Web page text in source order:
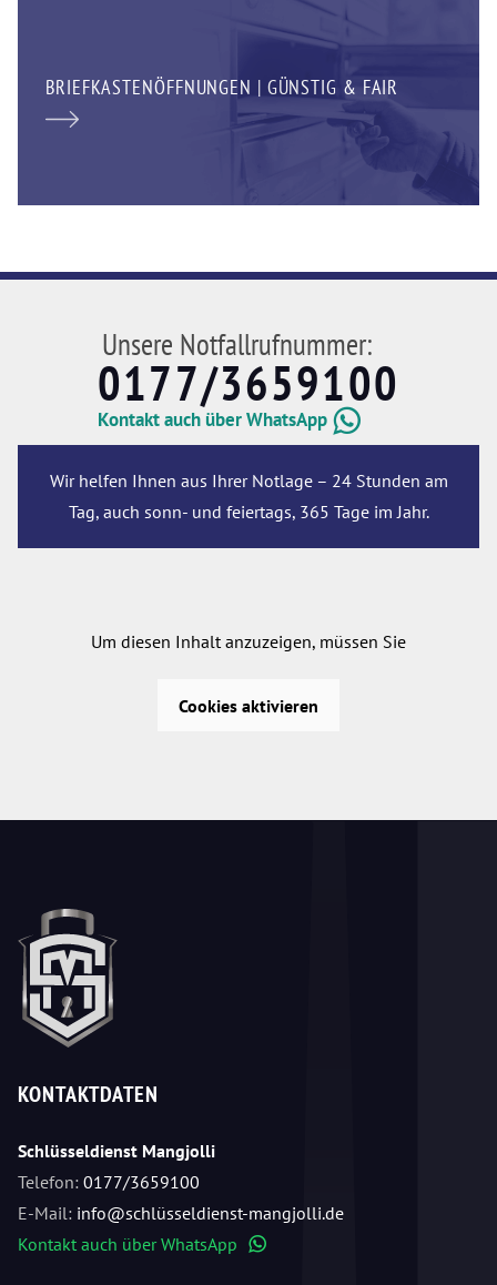
BRIEFKASTENÖFFNUNGEN | GÜNSTIG & FAIR
Unsere Notfallrufnummer:
0177/3659100
Kontakt auch über WhatsApp
Wir helfen Ihnen aus Ihrer Notlage – 24 Stunden am
Tag, auch sonn- und feiertags, 365 Tage im Jahr.
Um diesen Inhalt anzuzeigen, müssen Sie
Cookies aktivieren
KONTAKTDATEN
Schlüsseldienst Mangjolli
Telefon: 0177/3659100
E-Mail: info@schlüsseldienst-mangjolli.de
Kontakt auch über WhatsApp